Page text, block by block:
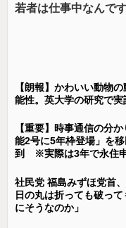
若者は仕事中なんで
【朗報】かわいい動物
能性。英大学の研究で実
【重要】時事通信の分
能2号に5年枠登場」を
到 ※実際は3年で永住
社民党 福島みずほ党首
日の丸は折っても破っ
にそうなのか」